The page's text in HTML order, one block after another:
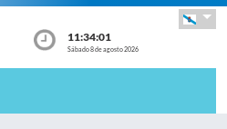
11:34:02
Sábado 8 de agosto 2026